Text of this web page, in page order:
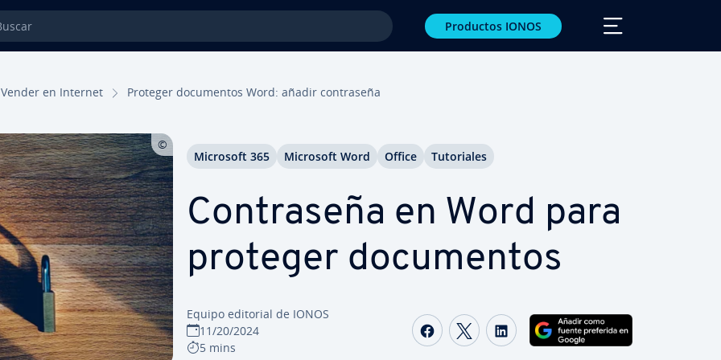
Productos IONOS
Vender en Internet Proteger do­cu­me­n­tos Word: añadir co­n­tra­se­ña
Co­n­tra­se­ña en Word para
proteger do­cu­me­n­tos
Equipo editorial de IONOS
11/20/2024
5 mins
Compartir Facebook
Compartir Twitter
Compartir LinkedIn
Microsoft 365 Microsoft Word Office Tu­to­ria­les